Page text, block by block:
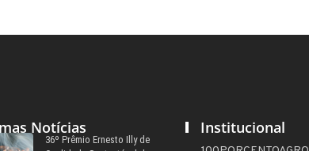
Notícias
36º Prêmio Ernesto Illy de
Institucional